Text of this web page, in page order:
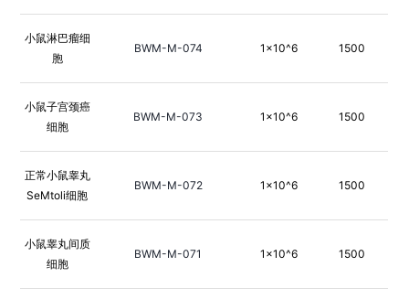
小鼠淋巴瘤细
胞
BWM-M-074 1×10^6 1500
小鼠子宫颈癌
细胞
BWM-M-073 1×10^6 1500
正常小鼠睾丸
SeMtoli细胞
BWM-M-072 1×10^6 1500
小鼠睾丸间质
细胞
BWM-M-071 1×10^6 1500